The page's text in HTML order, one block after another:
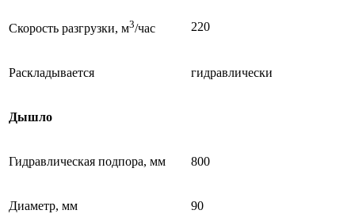
Скорость разгрузки, м3/час 220
Раскладывается гидравлически
Дышло
Гидравлическая подпора, мм 800
Диаметр, мм 90